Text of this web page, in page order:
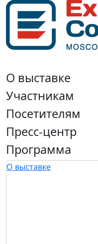
О выставке
Участникам
Посетителям
Пресс-центр
Программа
О выставке